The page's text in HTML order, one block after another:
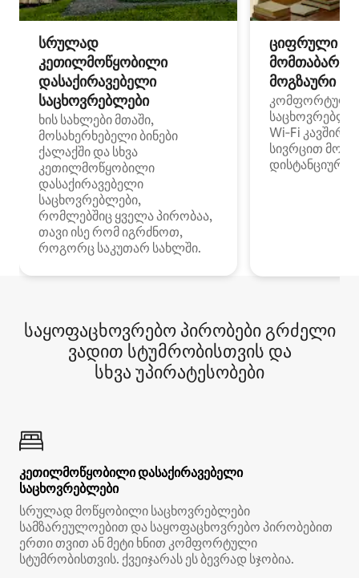
სრულად
კეთილმოწყობილი
დასაქირავებელი
საცხოვრებლები
ხის სახლები მთაში,
მოსახერხებელი ბინები
ქალაქში და სხვა
კეთილმოწყობილი
დასაქირავებელი
საცხოვრებლები,
რომლებშიც ყველა პირობაა,
თავი ისე რომ იგრძნოთ,
როგორც საკუთარ სახლში.
ციფრული
მოგზაური
კომფორტული
Wi‑Fi
სივრცით
დისტანციური
საყოფაცხოვრებო პირობები გრძელი
ვადით სტუმრობისთვის და
სხვა უპირატესობები
კეთილმოწყობილი დასაქირავებელი
საცხოვრებლები
სრულად მოწყობილი საცხოვრებლები
სამზარეულოებით და საყოფაცხოვრებო პირობებით
ერთი თვით ან მეტი ხნით კომფორტული
სტუმრობისთვის. ქვეიჯარას ეს ბევრად სჯობია.